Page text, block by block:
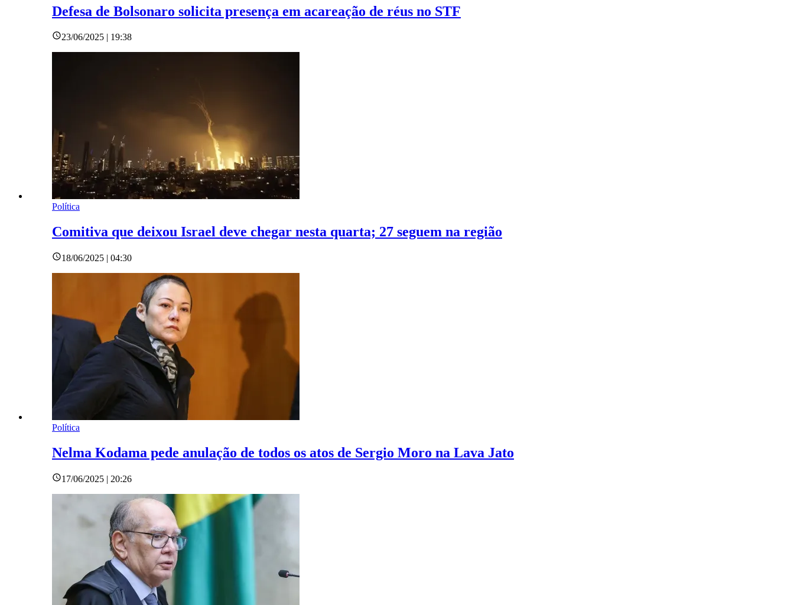
Defesa de Bolsonaro solicita presença em acareação de réus no STF
23/06/2025 | 19:38
Política
Comitiva que deixou Israel deve chegar nesta quarta; 27 seguem na região
18/06/2025 | 04:30
Política
Nelma Kodama pede anulação de todos os atos de Sergio Moro na Lava Jato
17/06/2025 | 20:26